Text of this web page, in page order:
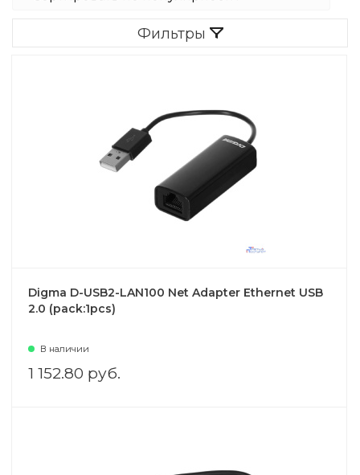
Фильтры
Digma D-USB2-LAN100 Net Adapter Ethernet USB
2.0 (pack:1pcs)
В наличии
1 152.80 руб.